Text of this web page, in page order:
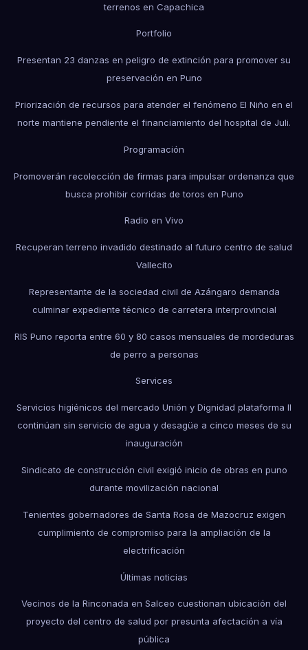
terrenos en Capachica
Portfolio
Presentan 23 danzas en peligro de extinción para promover su
preservación en Puno
Priorización de recursos para atender el fenómeno El Niño en el
norte mantiene pendiente el financiamiento del hospital de Juli.
Programación
Promoverán recolección de firmas para impulsar ordenanza que
busca prohibir corridas de toros en Puno
Radio en Vivo
Recuperan terreno invadido destinado al futuro centro de salud
Vallecito
Representante de la sociedad civil de Azángaro demanda
culminar expediente técnico de carretera interprovincial
RIS Puno reporta entre 60 y 80 casos mensuales de mordeduras
de perro a personas
Services
Servicios higiénicos del mercado Unión y Dignidad plataforma II
continúan sin servicio de agua y desagüe a cinco meses de su
inauguración
Sindicato de construcción civil exigió inicio de obras en puno
durante movilización nacional
Tenientes gobernadores de Santa Rosa de Mazocruz exigen
cumplimiento de compromiso para la ampliación de la
electrificación
Últimas noticias
Vecinos de la Rinconada en Salceo cuestionan ubicación del
proyecto del centro de salud por presunta afectación a vía
pública